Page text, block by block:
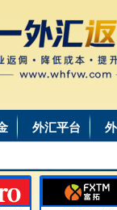
外汇平台